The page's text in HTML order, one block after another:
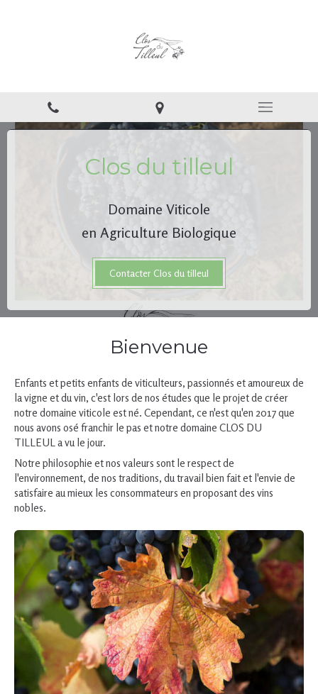
Clos du tilleul
Domaine Viticole
en Agriculture Biologique
Contacter Clos du tilleul
Bienvenue
Enfants et petits enfants de viticulteurs, passionnés et amoureux de
la vigne et du vin, c'est lors de nos études que le projet de créer
notre domaine viticole est né. Cependant, ce n'est qu'en 2017 que
nous avons osé franchir le pas et notre domaine CLOS DU
TILLEUL a vu le jour.
Notre philosophie et nos valeurs sont le respect de
l'environnement, de nos traditions, du travail bien fait et l'envie de
satisfaire au mieux les consommateurs en proposant des vins
nobles.